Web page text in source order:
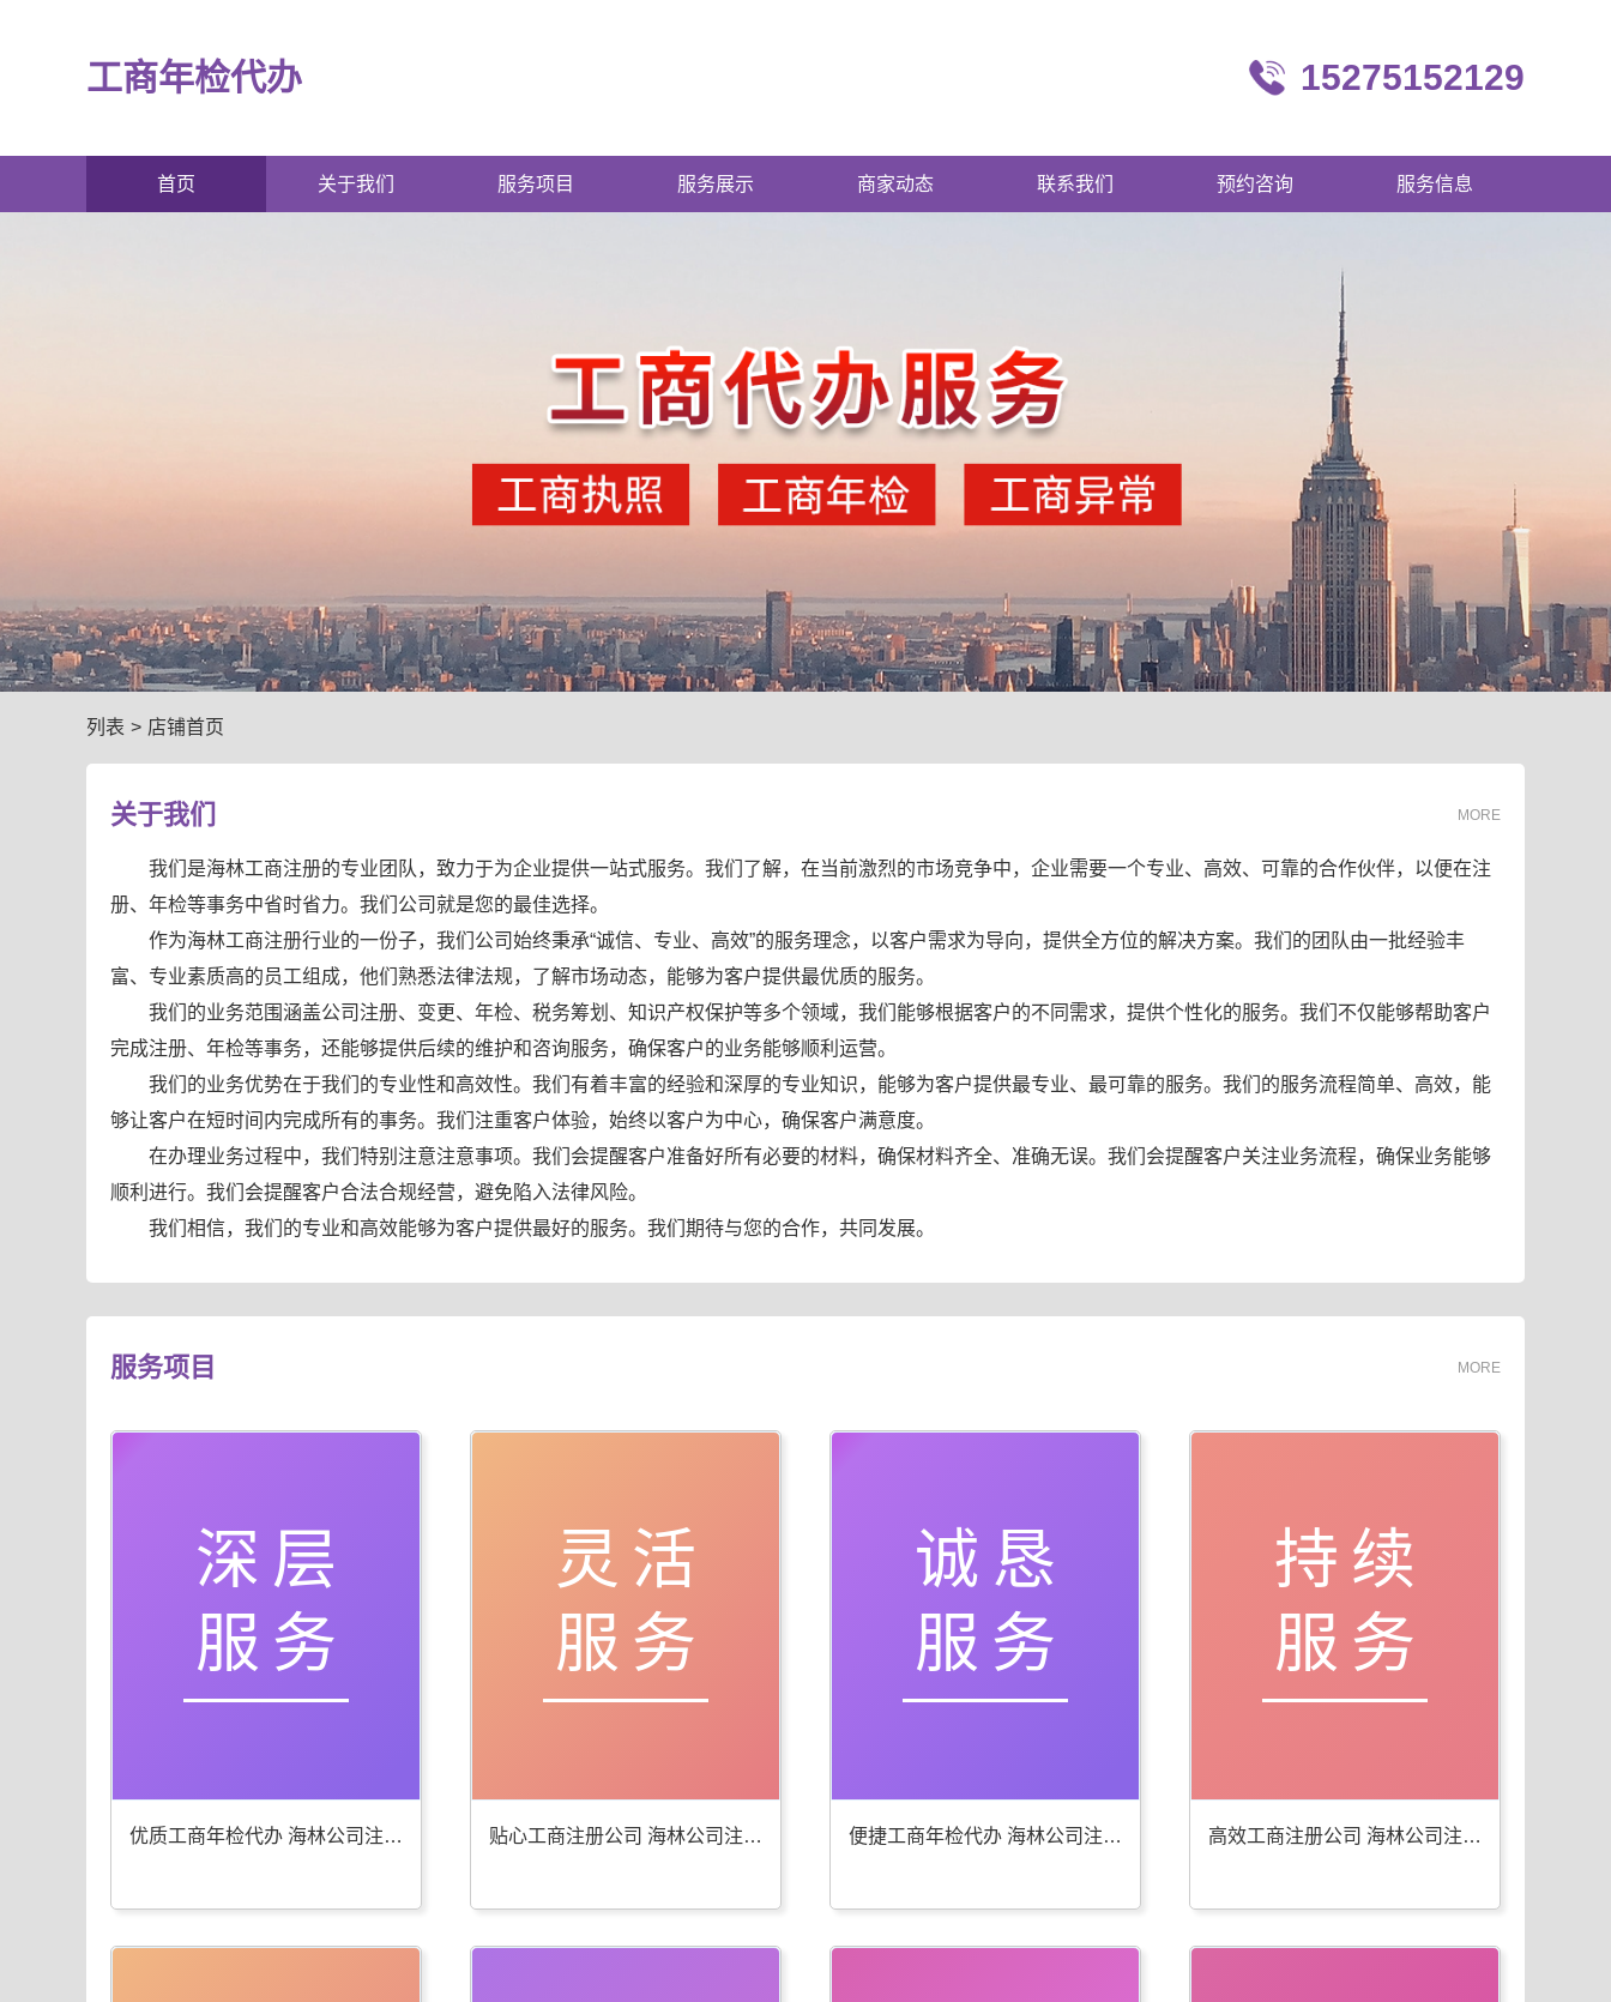
工商年检代办 15275152129
首页 关于我们 服务项目 服务展示 商家动态 联系我们 预约咨询 服务信息
列表 > 店铺首页
关于我们 MORE
我们是海林工商注册的专业团队，致力于为企业提供一站式服务。我们了解，在当前激烈的市场竞争中，企业需要一个专业、高效、可靠的合作伙伴，以便在注
册、年检等事务中省时省力。我们公司就是您的最佳选择。
作为海林工商注册行业的一份子，我们公司始终秉承“诚信、专业、高效”的服务理念，以客户需求为导向，提供全方位的解决方案。我们的团队由一批经验丰
富、专业素质高的员工组成，他们熟悉法律法规，了解市场动态，能够为客户提供最优质的服务。
我们的业务范围涵盖公司注册、变更、年检、税务筹划、知识产权保护等多个领域，我们能够根据客户的不同需求，提供个性化的服务。我们不仅能够帮助客户
完成注册、年检等事务，还能够提供后续的维护和咨询服务，确保客户的业务能够顺利运营。
我们的业务优势在于我们的专业性和高效性。我们有着丰富的经验和深厚的专业知识，能够为客户提供最专业、最可靠的服务。我们的服务流程简单、高效，能
够让客户在短时间内完成所有的事务。我们注重客户体验，始终以客户为中心，确保客户满意度。
在办理业务过程中，我们特别注意注意事项。我们会提醒客户准备好所有必要的材料，确保材料齐全、准确无误。我们会提醒客户关注业务流程，确保业务能够
顺利进行。我们会提醒客户合法合规经营，避免陷入法律风险。
我们相信，我们的专业和高效能够为客户提供最好的服务。我们期待与您的合作，共同发展。
服务项目 MORE
深层
服务
优质工商年检代办 海林公司注册服务棒
灵活
服务
贴心工商注册公司 海林公司注册服务好
诚恳
服务
便捷工商年检代办 海林公司注册服务佳
持续
服务
高效工商注册公司 海林公司注册服务全